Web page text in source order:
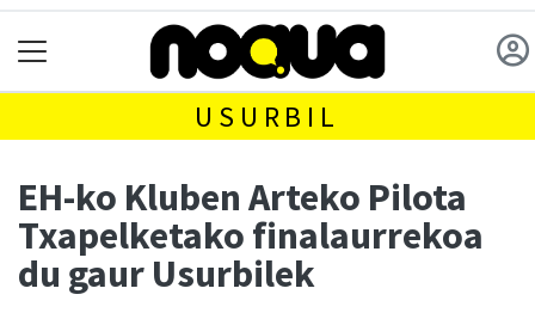
USURBIL
EH-ko Kluben Arteko Pilota
Txapelketako finalaurrekoa
du gaur Usurbilek